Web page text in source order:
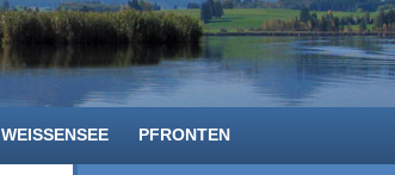
WEISSENSEE PFRONTEN